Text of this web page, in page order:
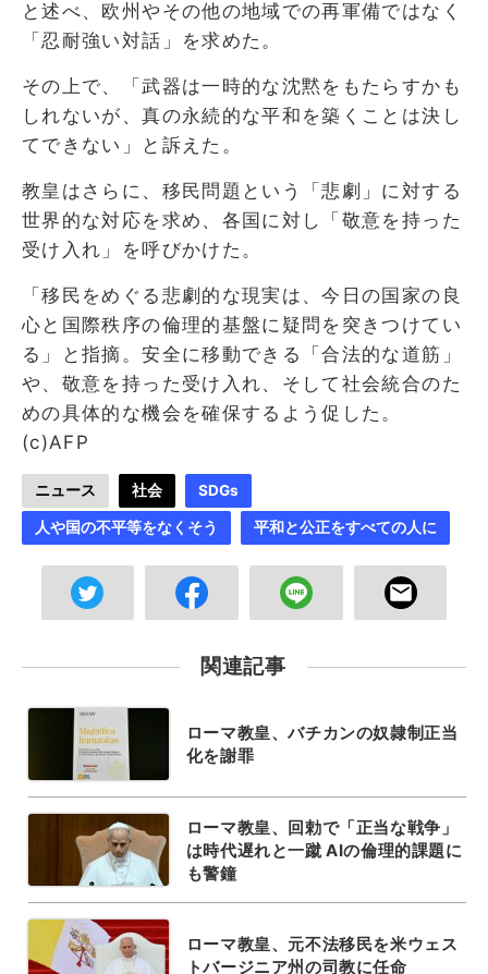
と述べ、欧州やその他の地域での再軍備ではなく
「忍耐強い対話」を求めた。
その上で、「武器は一時的な沈黙をもたらすかも
しれないが、真の永続的な平和を築くことは決し
てできない」と訴えた。
教皇はさらに、移民問題という「悲劇」に対する
世界的な対応を求め、各国に対し「敬意を持った
受け入れ」を呼びかけた。
「移民をめぐる悲劇的な現実は、今日の国家の良
心と国際秩序の倫理的基盤に疑問を突きつけてい
る」と指摘。安全に移動できる「合法的な道筋」
や、敬意を持った受け入れ、そして社会統合のた
めの具体的な機会を確保するよう促した。
(c)AFP
ニュース 社会 SDGs
人や国の不平等をなくそう 平和と公正をすべての人に
関連記事
ローマ教皇、バチカンの奴隷制正当
化を謝罪
ローマ教皇、回勅で「正当な戦争」
は時代遅れと一蹴 AIの倫理的課題に
も警鐘
ローマ教皇、元不法移民を米ウェス
トバージニア州の司教に任命